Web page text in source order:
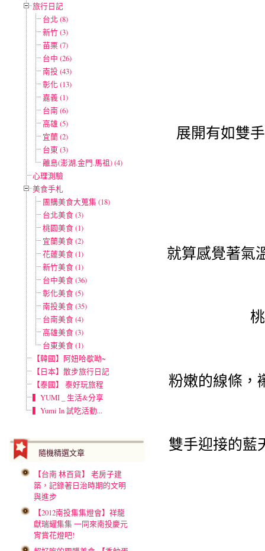
旅行日記
台北 (8)
新竹 (3)
苗栗 (7)
台中 (26)
南投 (43)
彰化 (13)
嘉義 (1)
台南 (6)
高雄 (5)
宜蘭 (2)
台東 (3)
離島(澎湖.金門.馬祖) (4)
心理測驗
美食手札
團購美食大蒐集 (18)
台北美食 (3)
桃園美食 (1)
宜蘭美食 (2)
花蓮美食 (1)
新竹美食 (1)
台中美食 (36)
彰化美食 (5)
南投美食 (35)
台南美食 (4)
高雄美食 (3)
台東美食 (1)
【韓國】阿妞哈歇呦~
【日本】散步旅行日記
【泰國】 泰好玩旅程
▍YUMI _ 生活&分享
▍Yumi In 試吃活動...
隨機精選文章
【台南 林百貨】 老房子建
築，記錄著日治時期的文明
與進步
【2012南投集集燈會】祥龍
獻瑞耀集集 一同來南投慶元
宵賞花燈吧!
展開有如雙
就算感覺著氣
粉嫩的線條，
雙手迎接的藍